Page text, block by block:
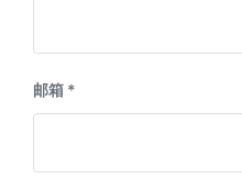
邮箱 *